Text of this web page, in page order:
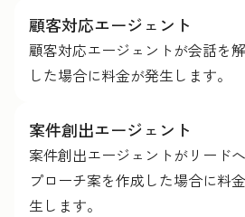
顧客対応エージェント
顧客対応エージェントが会話を
した場合に料金が発生します。
案件創出エージェント
案件創出エージェントがリード
プローチ案を作成した場合に料
生します。